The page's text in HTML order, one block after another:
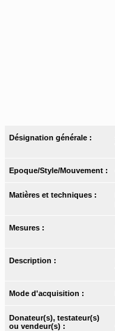
Désignation générale :
Epoque/Style/Mouvement :
Matières et techniques :
Mesures :
Description :
Mode d'acquisition :
Donateur(s), testateur(s)
ou vendeur(s) :